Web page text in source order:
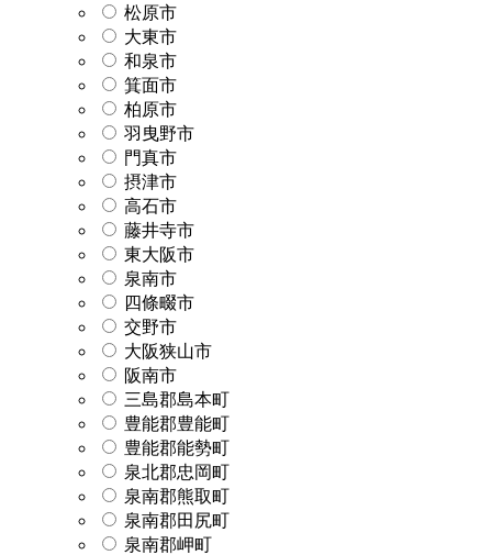
松原市
大東市
和泉市
箕面市
柏原市
羽曳野市
門真市
摂津市
高石市
藤井寺市
東大阪市
泉南市
四條畷市
交野市
大阪狭山市
阪南市
三島郡島本町
豊能郡豊能町
豊能郡能勢町
泉北郡忠岡町
泉南郡熊取町
泉南郡田尻町
泉南郡岬町